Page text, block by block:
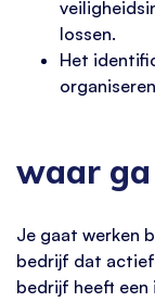
lossen.
Het
waar ga
Je gaat werken
bedrijf dat actief
bedrijf heeft